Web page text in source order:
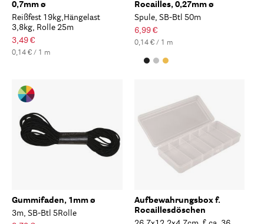
0,7mm ø
Reißfest 19kg,Hängelast
3,8kg, Rolle 25m
3,49 €
0,14 € / 1 m
Rocailles, 0,27mm ø
Spule, SB-Btl 50m
6,99 €
0,14 € / 1 m
Gummifaden, 1mm ø
3m, SB-Btl 5Rolle
Aufbewahrungsbox f.
Rocaillesdöschen